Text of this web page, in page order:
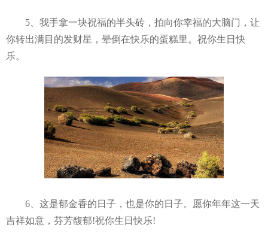
5、我手拿一块祝福的半头砖，拍向你幸福的大脑门，让
你转出满目的发财星，晕倒在快乐的蛋糕里。祝你生日快
乐。
6、这是郁金香的日子，也是你的日子。愿你年年这一天
吉祥如意，芬芳馥郁!祝你生日快乐!